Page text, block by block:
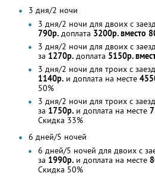
3 дня/2 ночи
3 дня/2 ночи для двоих с
790р. доплата 3200р. вместо
3 дня/2 ночи для двоих с
за 1270р. доплата 5150р.
3 дня/2 ночи для троих с
1140р. и доплата на месте
50%
3 дня/2 ночи для троих с
за 1750р. и доплата на месте
Скидка 33%
6 дней/5 ночей
6 дней/5 ночей для двоих с
за 1990р. и доплата на месте
Скидка 50%